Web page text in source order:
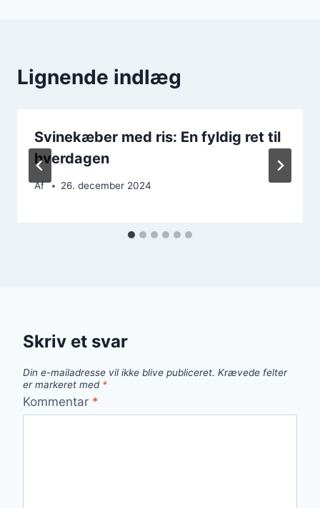
Lignende indlæg
Svinekæber med ris: En fyldig ret til
hverdagen
Af 26. december 2024
Skriv et svar
Din e-mailadresse vil ikke blive publiceret. Krævede felter
er markeret med *
Kommentar *